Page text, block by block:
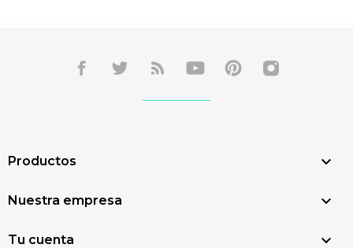
Productos 
Nuestra empresa 
Tu cuenta 